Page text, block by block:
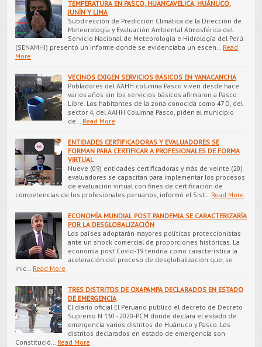
TEMPERATURA EN PASCO, HUANCAVELICA, HUÁNUCO,
JUNÍN Y LIMA
Subdirección de Predicción Climática de la Dirección de
Meteorología y Evaluación Ambiental Atmosférica del
Servicio Nacional de Meteorología e Hidrología del Perú
(SENAMHI) presentó un informe donde se evidenciaba un escen…
Read
More
VECINOS EXIGEN SERVICIOS BÁSICOS EN YANACANCHA
Pobladores del AAHH columna Pasco viven desde hace
varios años sin los servicios básicos afirmaron a Pasco
Libre. Los habitantes de la zona conocida como 47 D, del
sector 4, del AAHH Columna Pasco, piden al municipio
de…
Read More
ENTIDADES CERTIFICADORAS Y EVALUADORES SE
FORMAN PARA CERTIFICAR A PROFESIONALES DE FORMA
VIRTUAL
Nueve (09) entidades certificadoras y más de veinte (20)
evaluadores se capacitan para implementar los procesos
de evaluación virtual con fines de certificación de
competencias de los profesionales peruanos, informó el Sist…
Read More
ECONOMÍA MUNDIAL POST PANDEMIA SE CARACTERIZARÍA
POR LA DESGLOBALIZACIÓN
Los países adoptarán mayores políticas proteccionistas
ante un shock comercial de proporciones históricas. La
economía post Covid-19 tendría como característica la
aceleración del proceso de desglobalización que, se
inic…
Read More
TRES DISTRITOS DE OXAPAMPA DECLARADOS EN ESTADO
DE EMERGENCIA
El diario oficial El Peruano publicó el decreto de Decreto
Supremo N 130 - 2020-PCM donde declara el estado de
emergencia varios distritos de Huánuco y Pasco. Los
distritos declarados en estado de emergencia son
Constitució…
Read More